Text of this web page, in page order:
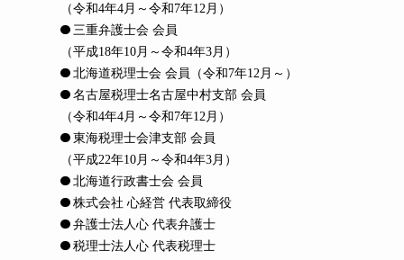
（令和4年4月～令和7年12月）
三重弁護士会 会員
（平成18年10月～令和4年3月）
北海道税理士会 会員
（令和7年12月～）
名古屋税理士名古屋中村支部 会員
（令和4年4月～令和7年12月）
東海税理士会津支部 会員
（平成22年10月～令和4年3月）
北海道行政書士会 会員
株式会社 心経営 代表取締役
弁護士法人心 代表弁護士
税理士法人心 代表税理士